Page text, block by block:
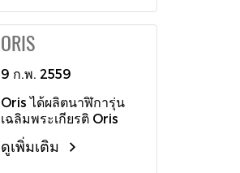
มิสซิสซิปเปียนซิส สีน้ำ
เป็นภาพที่ตัดกันและเสริม
ของเพชรได้เป็นอย่างดี
รวมถึงผสานด้วยงาน
ตกแต่งบนหัวเข็มขัดแบบ
18 กะรัต ประดับด้วยเพชร
การคล้อง Dog Tag
Charm สลักรูปลิงนำ
โชค อันเป็นสัญลักษณ์
ว่องไว มาพร้อมตัวอักษร
เข้าคู่กับสายหนังปั๊มลา
ยกุชชี่ ผลิตจำนวนจำกัด
เพียง 50 เรือนเท่านั้น
ขนาด 21.5 มิลลิเมตร
ล้อมรอบด้วยเพชรขนาด
0.5 กระรัต หน้าปัดเปล่ง
ประกายสวยงามด้วยเพชร
ขึ้นเป็นรูปหัวใจ ตัวเลข
บอกเวลาทำจากเพชรน้ำ
งามที่ตำแหน่ง 12 นาฬิกา
3 นาฬิกา 6 นาฬิกา และ
ORIS
9 ก.พ. 2559
Oris ได้ผลิตนาฬิการุ่น
เฉลิมพระเกียรติ Oris
Princess of Thailand
Calibre 111 Limited
ดูเพิ่มเติม